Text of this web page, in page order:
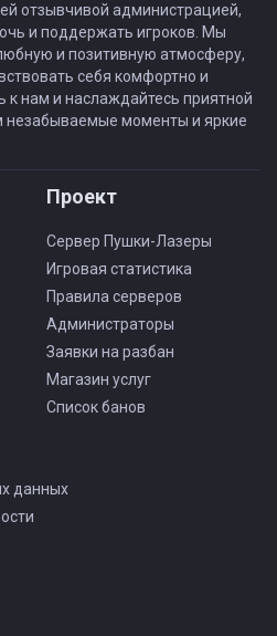
отзывчивой администрацией,
и поддержать игроков. Мы
и позитивную атмосферу,
себя комфортно и
к нам и наслаждайтесь приятной
незабываемые моменты и яркие
Проект
Сервер Пушки-Лазеры
Игровая статистика
Правила серверов
Администраторы
Заявки на разбан
Магазин услуг
Список банов
данных